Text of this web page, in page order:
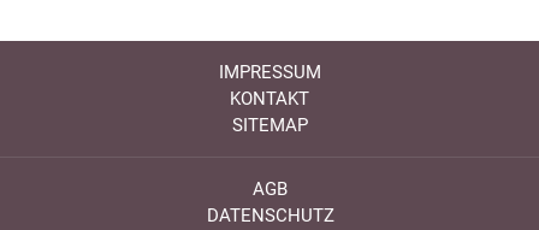
IMPRESSUM
KONTAKT
SITEMAP
AGB
DATENSCHUTZ